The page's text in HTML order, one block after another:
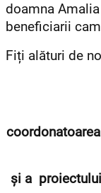
doamna
beneficiarii
Fiți alături de
și a